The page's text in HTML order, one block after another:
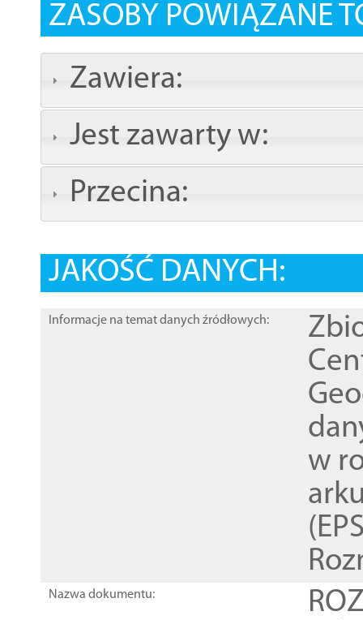
ZASOBY POWIĄZANE
Zawiera:
Jest zawarty w:
Przecina:
JAKOŚĆ DANYCH:
Informacje na temat danych źródłowych:
w
Nazwa dokumentu: